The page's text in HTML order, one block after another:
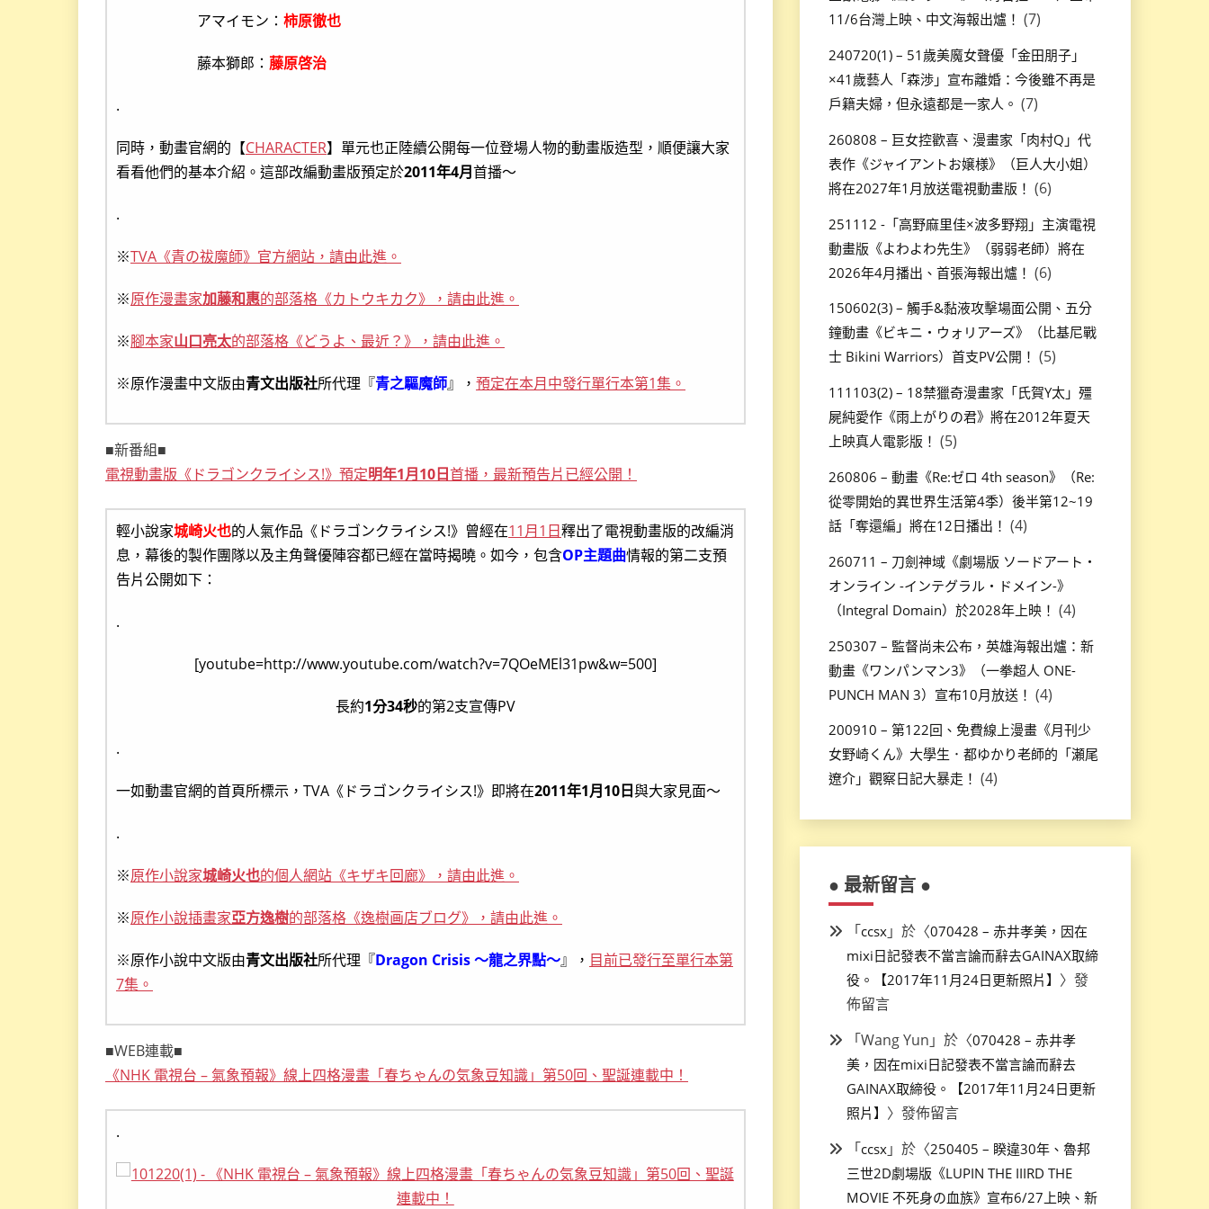
アマイモン： 柿原徹也
藤本獅郎： 藤原啓治
.
同時，動畫官網的【CHARACTER】單元也正陸續公開每一位登場人物的動畫版造型，順便讓大家
看看他們的基本介紹。這部改編動畫版預定於2011年4月首播～
.
※TVA《青の祓魔師》官方網站，請由此進。
※原作漫畫家加藤和惠的部落格《カトウキカク》，請由此進。
※腳本家山口亮太的部落格《どうよ、最近？》，請由此進。
※原作漫畫中文版由青文出版社所代理『青之驅魔師』， 預定在本月中發行單行本第1集。
■新番組■
電視動畫版《ドラゴンクライシス!》預定明年1月10日首播，最新預告片已經公開！
輕小說家城崎火也的人氣作品《ドラゴンクライシス!》曾經在11月1日釋出了電視動畫版的改編消
息，幕後的製作團隊以及主角聲優陣容都已經在當時揭曉。如今，包含OP主題曲情報的第二支預
告片公開如下：
.
[youtube=http://www.youtube.com/watch?v=7QOeMEl31pw&w=500]
長約1分34秒的第2支宣傳PV
.
一如動畫官網的首頁所標示，TVA《ドラゴンクライシス!》即將在2011年1月10日與大家見面～
.
※原作小說家城崎火也的個人網站《キザキ回廊》，請由此進。
※原作小說插畫家亞方逸樹的部落格《逸樹画店ブログ》，請由此進。
※原作小說中文版由青文出版社所代理『Dragon Crisis ～龍之界點～』， 目前已發行至單行本第
7集。
■WEB連載■
《NHK 電視台 – 氣象預報》線上四格漫畫「春ちゃんの気象豆知識」第50回、聖誕連載中！
.
11/6台灣上映、中文海報出爐！ (7)
240720(1) – 51歲美魔女聲優「金田朋子」
×41歲藝人「森渉」宣布離婚：今後雖不再是
戶籍夫婦，但永遠都是一家人。 (7)
260808 – 巨女控歡喜、漫畫家「肉村Q」代
表作《ジャイアントお嬢様》（巨人大小姐）
將在2027年1月放送電視動畫版！ (6)
251112 -「高野麻里佳×波多野翔」主演電視
動畫版《よわよわ先生》（弱弱老師）將在
2026年4月播出、首張海報出爐！ (6)
150602(3) – 觸手&黏液攻擊場面公開、五分
鐘動畫《ビキニ・ウォリアーズ》（比基尼戰
士 Bikini Warriors）首支PV公開！ (5)
111103(2) – 18禁獵奇漫畫家「氏賀Y太」殭
屍純愛作《雨上がりの君》將在2012年夏天
上映真人電影版！ (5)
260806 – 動畫《Re:ゼロ 4th season》（Re:
從零開始的異世界生活第4季）後半第12~19
話「奪還編」將在12日播出！ (4)
260711 – 刀劍神域《劇場版 ソードアート・
オンライン -インテグラル・ドメイン-》
（Integral Domain）於2028年上映！ (4)
250307 – 監督尚未公布，英雄海報出爐：新
動畫《ワンパンマン3》（一拳超人 ONE-
PUNCH MAN 3）宣布10月放送！ (4)
200910 – 第122回、免費線上漫畫《月刊少
女野崎くん》大學生．都ゆかり老師的「瀬尾
遼介」觀察日記大暴走！ (4)
● 最新留言 ●
「ccsx」於〈070428 – 赤井孝美，因在
mixi日記發表不當言論而辭去GAINAX取締
役。【2017年11月24日更新照片】 〉發
佈留言
「Wang Yun 」於〈070428 – 赤井孝
美，因在mixi日記發表不當言論而辭去
GAINAX取締役。【2017年11月24日更新
照片】 〉發佈留言
「ccsx」於〈250405 – 睽違30年、魯邦
三世2D劇場版《LUPIN THE IIIRD THE
MOVIE 不死身の血族》宣布6/27上映、新